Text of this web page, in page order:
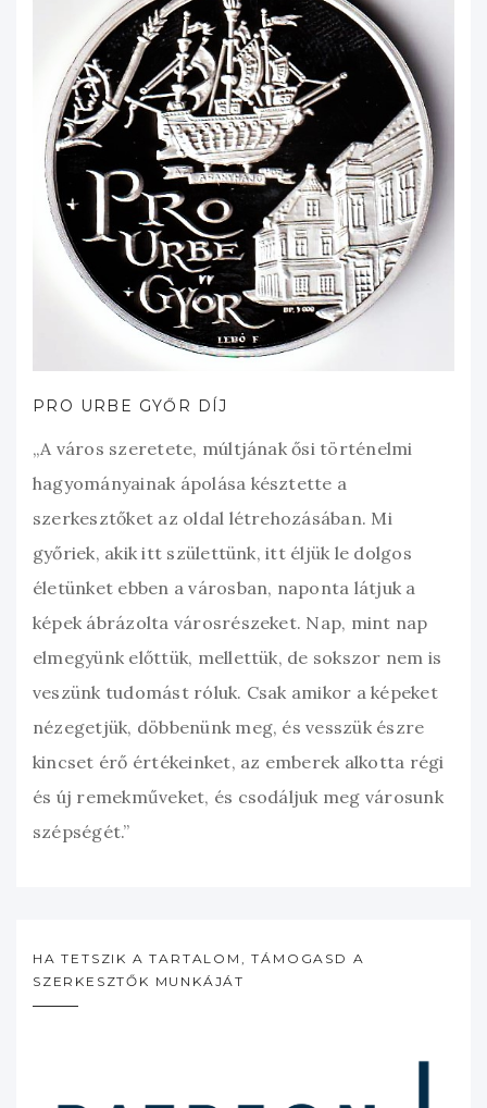
PRO URBE GYŐR DÍJ
„A város szeretete, múltjának ősi történelmi
hagyományainak ápolása késztette a
szerkesztőket az oldal létrehozásában. Mi
győriek, akik itt születtünk, itt éljük le dolgos
életünket ebben a városban, naponta látjuk a
képek ábrázolta városrészeket. Nap, mint nap
elmegyünk előttük, mellettük, de sokszor nem is
veszünk tudomást róluk. Csak amikor a képeket
nézegetjük, döbbenünk meg, és vesszük észre
kincset érő értékeinket, az emberek alkotta régi
és új remekműveket, és csodáljuk meg városunk
szépségét.”
HA TETSZIK A TARTALOM, TÁMOGASD A
SZERKESZTŐK MUNKÁJÁT